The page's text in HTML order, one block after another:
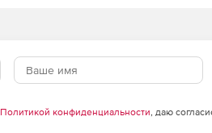
Политикой конфиденциальности, даю